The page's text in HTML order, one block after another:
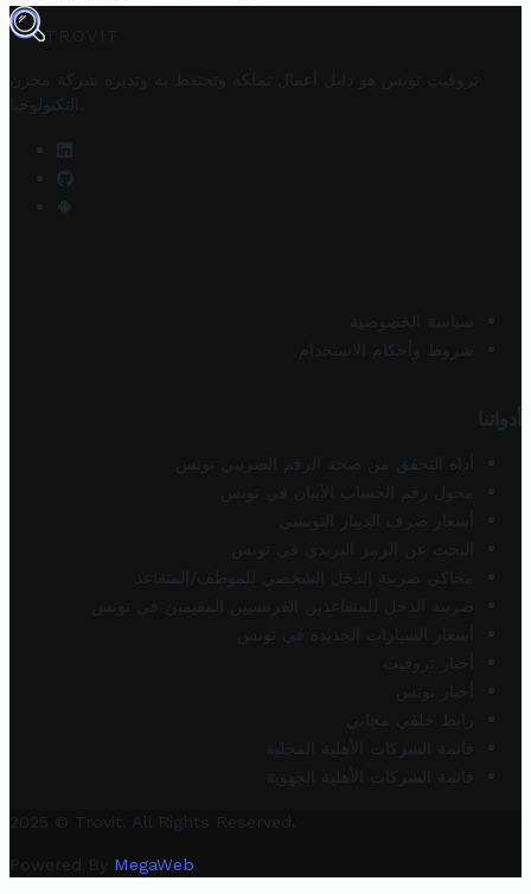
TROVIT
تروفيت تونس هو دليل أعمال تملكه وتحتفظ به وتديره
شركة مخزن
التكنولوجيا
سياسة الخصوصية
شروط وأحكام الاستخدام
أدواتنا
أداة التحقق من صحة الرقم الضريبي تونس
محول رقم الحساب الآيبان في تونس
أسعار صرف الدينار التونسي
البحث عن الرمز البريدي في تونس
محاكي ضريبة الدخل الشخصي للموظف/المتقاعد
ضريبة الدخل للمتقاعدين الفرنسيين المقيمين في تونس
أسعار السيارات الجديدة في تونس
أخبار تروفيت
أخبار تونس
رابط خلفي مجاني
قائمة الشركات الأهلية المحلية
قائمة الشركات الأهلية الجهوية
2025 © Trovit. All Rights Reserved.
Powered By MegaWeb